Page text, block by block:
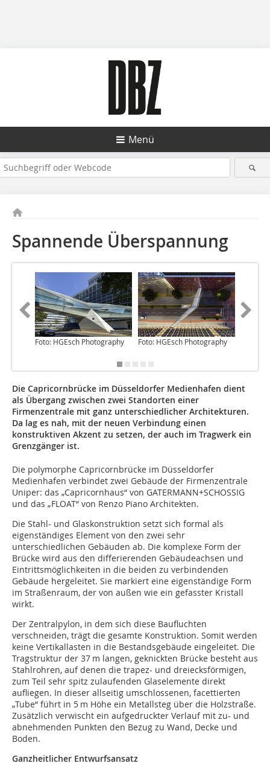
Menü
Spannende Überspannung
Foto: HGEsch Photography Foto: HGEsch Photography
Die Capricornbrücke im Düsseldorfer Medienhafen dient
als Übergang zwischen zwei Standorten einer
Firmenzentrale mit ganz unterschiedlicher Architekturen.
Da lag es nah, mit der neuen Verbindung einen
konstruktiven Akzent zu setzen, der auch im Tragwerk ein
Grenzgänger ist.
Die polymorphe Capricornbrücke im Düsseldorfer
Medienhafen verbindet zwei Gebäude der Firmenzentrale
Uniper: das „Capricornhaus“ von GATERMANN+SCHOSSIG
und das „FLOAT“ von Renzo Piano Architekten.
Die Stahl- und Glaskonstruktion setzt sich formal als
eigenständiges Element von den zwei sehr
unterschiedlichen Gebäuden ab. Die komplexe Form der
Brücke wird aus den differierenden Gebäudeachsen und
Eintrittsmöglichkeiten in die beiden zu verbindenden
Gebäude hergeleitet. Sie markiert eine eigenständige Form
im Straßenraum, der von außen wie ein gefasster Kristall
wirkt.
Der Zentralpylon, in dem sich diese Baufluchten
verschneiden, trägt die gesamte Konstruktion. Somit werden
keine Vertikallasten in die Bestandsgebäude eingeleitet. Die
Tragstruktur der 37 m langen, geknickten Brücke besteht aus
Stahlrohren, auf denen die trapez- und dreiecksförmigen,
zum Teil sehr spitz zulaufenden Glaselemente direkt
aufliegen. In dieser allseitig umschlossenen, facettierten
„Tube“ führt in 5 m Höhe ein Metallsteg über die Holzstraße.
Zusätzlich verwischt ein aufgedruckter Verlauf mit zu- und
abnehmenden Punkten den Bezug zu Wand, Decke und
Boden.
Ganzheitlicher Entwurfsansatz